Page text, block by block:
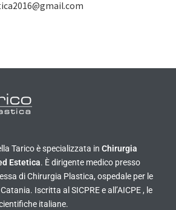
Tarico è specializzata in Chirurgia
Estetica. È dirigente medico presso
di Chirurgia Plastica, ospedale per le
Iscritta al SICPRE e all’AICPE , le
italiane.